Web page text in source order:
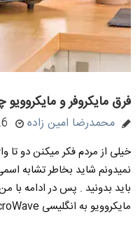
فرق مایکروفر و
محمدرضا امین زاده 26
خیلی از مردم فکر میکنن دو تا
نمیدونم شاید بخاطر تشابه
باید بدونید . پس در ادامه با
مایکروویو به انگلیسی MicroWave […]